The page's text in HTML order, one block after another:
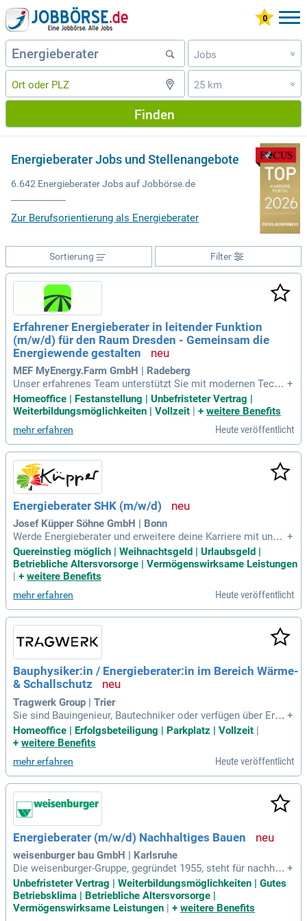
Jobs »
25 km »
Finden
Energieberater Jobs und Stellenangebote
6.642 Energieberater Jobs auf Jobbörse.de
Zur Berufsorientierung als Energieberater
Filter
Sortierung
Erfahrener Energieberater in leitender Funktion
(m/w/d) für den Raum Dresden - Gemeinsam die
Energiewende gestalten
MEF MyEnergy.Farm GmbH | Radeberg
Unser erfahrenes Team unterstützt Sie mit modernen Techn
ologien, um nachhaltige Energiekonzepte zu entwickeln. Wir
legen großen Wert auf neutrale und unabhängige Beratung, u
m individuelle Lösungen zu gewährleisten. In der Region Sa
chsen führen wir eigenständig Akquise-Gespräche und Vertr
iebsaktivitäten durch, um neue Kunden zu gewinnen. Darübe
r hinaus erstellen wir maßgeschneiderte Energiekonzepte u
nd Angebote, die genau auf die Bedürfnisse unserer Kunden
zugeschnitten sind. Bei der Vor-Ort-Datenaufnahme erfasse
n wir relevante Gebäudedaten für eine präzise energetische
Analyse. Unsere enge Zusammenarbeit mit dem Back-Office
ermöglicht eine umfassende Projektkoordination und effekt
ive Umsetzung.
+
Homeoffice | Festanstellung | Unbefristeter Vertrag |
Weiterbildungsmöglichkeiten | Vollzeit | + weitere Benefits
mehr erfahren Heute veröffentlicht
Energieberater SHK (m/w/d)
Josef Küpper Söhne GmbH | Bonn
Werde Energieberater und erweitere deine Karriere mit unser
er berufsbegleitenden Weiterbildung! Wir suchen motivierte
Persönlichkeiten, die eigenverantwortlich und lösungsorient
iert arbeiten. Du zeichnest dich durch ein sicheres, kompete
s. Ebenso bringst du Engagement mit und bist bereit, Teil un
seres Teams zu werden. Voraussetzungen sind ein Führersc
hein der Klasse B und ein sicherer Umgang mit MS Office. P
rofitiere von 30 Tagen Urlaub, pünktlicher Bezahlung sowie a
ttraktiven Zusatzleistungen wie Weihnachts- und Urlaubsgel
d!
+
Quereinstieg möglich | Weihnachtsgeld | Urlaubsgeld |
Betriebliche Altersvorsorge | Vermögenswirksame Leistungen
+ weitere Benefits
mehr erfahren Heute veröffentlicht
Bauphysiker:in / Energieberater:in im Bereich Wärme-
& Schallschutz
Tragwerk Group | Trier
Sie sind Bauingenieur, Bautechniker oder verfügen über Erfa
hrung in Bauphysik? Wir suchen einen präzisen Teamplayer,
der Freude am Kundenkontakt hat. In unserem modernen Ar
fitieren von Home Office. Regelmäßige Firmenevents förder
n den Zusammenhalt in unserem tollen Team. Zudem honor
ieren wir Ihre Leistung mit einem attraktiven Bonus und biet
en eine gute Verkehrsanbindung sowie Parkmöglichkeiten.
Werden Sie Teil unserer offenen Kommunikation und kurzen
Abstimmungswege!
+
Homeoffice | Erfolgsbeteiligung | Parkplatz | Vollzeit |
+ weitere Benefits
mehr erfahren Heute veröffentlicht
Energieberater (m/w/d) Nachhaltiges Bauen
weisenburger bau GmbH | Karlsruhe
Die weisenburger-Gruppe, gegründet 1955, steht für nachhalt
igen Bau und innovative Lösungen. Mit über 650 Mitarbeiter
n erzielen wir eine beeindruckende Gesamtleistung von 500
Millionen Euro. Jährlich realisieren wir mehr als 3.000 Wohn
- und Gewerbeeinheiten, darunter Pflegeeinrichtungen, Hotel
+
Unbefristeter Vertrag | Weiterbildungsmöglichkeiten | Gutes
Betriebsklima | Betriebliche Altersvorsorge |
Vermögenswirksame Leistungen | + weitere Benefits